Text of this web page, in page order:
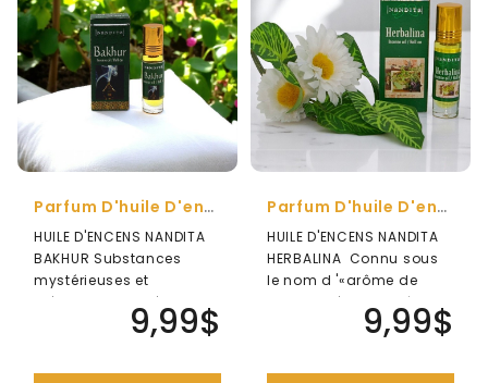
ENSEMBLES
CADEAU
ANTI-
MOUSTIQUE
NATUREL
SÉRIE
DES
DIVERS
Parfum D'huile D'encens Nandita Bakhur
HUILE D'ENCENS NANDITA
BAKHUR Substances
mystérieuses et
précieuses utilisées en
parfumerie et à us..9,99$
Parfum D'huile D'encens Nandita Herbalina
HUILE D'ENCENS NANDITA
HERBALINA Connu sous
le nom d '«arôme de
tranquilité», son arôme
9,99$